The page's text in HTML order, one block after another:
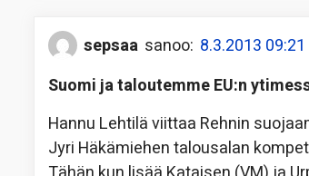
sepsaa sanoo: 8.3.2013 09:21
Suomi ja taloutemme EU:n
Hannu Lehtilä viittaa Rehnin
Jyri Häkämiehen talousalan